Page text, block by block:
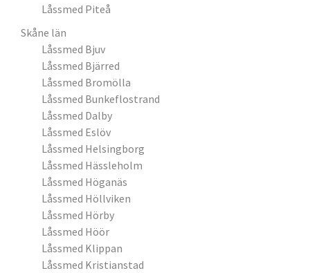
Låssmed Piteå
Skåne län
Låssmed Bjuv
Låssmed Bjärred
Låssmed Bromölla
Låssmed Bunkeflostrand
Låssmed Dalby
Låssmed Eslöv
Låssmed Helsingborg
Låssmed Hässleholm
Låssmed Höganäs
Låssmed Höllviken
Låssmed Hörby
Låssmed Höör
Låssmed Klippan
Låssmed Kristianstad